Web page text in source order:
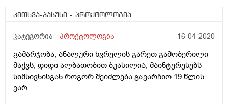
კითხვა-პასუხი - პროქტოლოგია
კატეგორია - პროქტოლოგია 16-04-2020
გამარჯობა, ანალური ხვრელის გარეთ გამობერილი
მაქვს, დიდი ალბათობით ბუასილია, მაინტერესებს
სიმსივნისგან როგორ შეიძლება გავარჩიო 19 წლის
ვარ